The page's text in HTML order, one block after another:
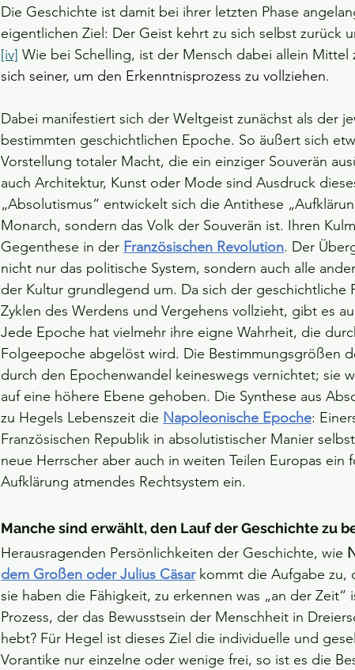
Die Geschichte ist damit bei ihrer letzten Phase
eigentlichen Ziel: Der Geist kehrt zu sich selbst zurück
[iv] Wie bei Schelling, ist der Mensch dabei allein Mittel
sich seiner, um den Erkenntnisprozess zu vollziehen.
Dabei manifestiert sich der Weltgeist zunächst als der
bestimmten geschichtlichen Epoche. So äußert sich
Vorstellung totaler Macht, die ein einziger Souverän
auch Architektur, Kunst oder Mode sind Ausdruck
„Absolutismus“ entwickelt sich die Antithese
Monarch, sondern das Volk der Souverän ist. Ihren
Gegenthese in der Französischen Revolution. Der
nicht nur das politische System, sondern auch alle
der Kultur grundlegend um. Da sich der geschichtliche
Zyklen des Werdens und Vergehens vollzieht, gibt es
Jede Epoche hat vielmehr ihre eigne Wahrheit, die
Folgeepoche abgelöst wird. Die Bestimmungsgrößen
durch den Epochenwandel keineswegs vernichtet; sie
auf eine höhere Ebene gehoben. Die Synthese aus
zu Hegels Lebenszeit die Napoleonische Epoche:
Französischen Republik in absolutistischer Manier
neue Herrscher aber auch in weiten Teilen Europas
Aufklärung atmendes Rechtsystem ein.
Manche sind erwählt, den Lauf der Geschichte zu
Herausragenden Persönlichkeiten der Geschichte, wie
dem Großen oder Julius Cäsar kommt die Aufgabe zu,
sie haben die Fähigkeit, zu erkennen was „an der
Prozess, der das Bewusstsein der Menschheit in
hebt? Für Hegel ist dieses Ziel die individuelle und
Vorantike nur einzelne oder wenige frei, so ist es die